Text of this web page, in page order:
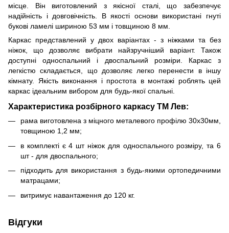
місце. Він виготовлений з якісної сталі, що забезпечує
надійність і довговічність. В якості основи використані гнуті
букові ламелі шириною 53 мм і товщиною 8 мм.
Каркас представлений у двох варіантах - з ніжками та без
ніжок, що дозволяє вибрати найзручніший варіант. Також
доступні односпальний і двоспальний розміри. Каркас з
легкістю складається, що дозволяє легко перенести в іншу
кімнату. Якість виконання і простота в монтажі роблять цей
каркас ідеальним вибором для будь-якої спальні.
Характеристика розбірного каркасу ТМ Лев:
рама виготовлена з міцного металевого профілю 30х30мм,
товщиною 1,2 мм;
в комплекті є 4 шт ніжок для односпального розміру, та 6
шт - для двоспального;
підходить для використання з будь-якими ортопедичними
матрацами;
витримує навантаження до 120 кг.
Відгуки